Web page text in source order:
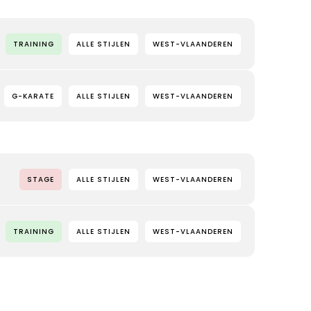
TRAINING ALLE STIJLEN WEST-VLAANDEREN
G-KARATE ALLE STIJLEN WEST-VLAANDEREN
STAGE ALLE STIJLEN WEST-VLAANDEREN
TRAINING ALLE STIJLEN WEST-VLAANDEREN